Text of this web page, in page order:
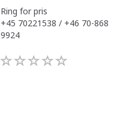
Ring for pris
+45 70221538 / +46 70-868
9924